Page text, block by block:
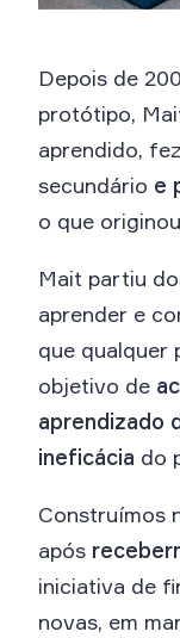
Depois de
protótipo,
aprendido,
secundário e
o que
Mait partiu
aprender e
que qualquer
objetivo de
aprendizado
ineficácia do
Construímos
após
iniciativa de
novas, em